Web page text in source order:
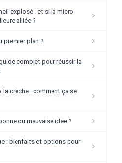
explosé : et si la micro-
alliée ?
premier plan ?
complet pour réussir la
la crèche : comment ça se
ou mauvaise idée ?
: bienfaits et options pour